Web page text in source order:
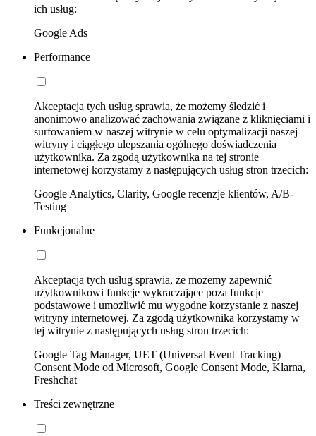
ich usług:
Google Ads
Performance
Akceptacja tych usług sprawia, że możemy śledzić i
anonimowo analizować zachowania związane z kliknięciami i
surfowaniem w naszej witrynie w celu optymalizacji naszej
witryny i ciągłego ulepszania ogólnego doświadczenia
użytkownika. Za zgodą użytkownika na tej stronie
internetowej korzystamy z następujących usług stron trzecich:
Google Analytics, Clarity, Google recenzje klientów, A/B-
Testing
Funkcjonalne
Akceptacja tych usług sprawia, że możemy zapewnić
użytkownikowi funkcje wykraczające poza funkcje
podstawowe i umożliwić mu wygodne korzystanie z naszej
witryny internetowej. Za zgodą użytkownika korzystamy w
tej witrynie z następujących usług stron trzecich:
Google Tag Manager, UET (Universal Event Tracking)
Consent Mode od Microsoft, Google Consent Mode, Klarna,
Freshchat
Treści zewnętrzne